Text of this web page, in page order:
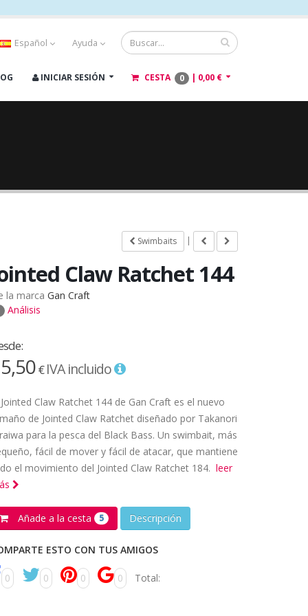
Español Ayuda
INICIAR SESIÓN CESTA 0 | 0,00 €
Swimbaits |
Claw Ratchet 144
la marca Gan Craft
Análisis
€IVA incluido
Claw Ratchet 144 de Gan Craft es el nuevo
de Jointed Claw Ratchet diseñado por Takanori
para la pesca del Black Bass. Un swimbait, más
fácil de mover y fácil de atacar, que mantiene
el movimiento del Jointed Claw Ratchet 184. leer
Añade a la cesta 5 Descripción
ESTO CON TUS AMIGOS
0 0 0 0 Total: